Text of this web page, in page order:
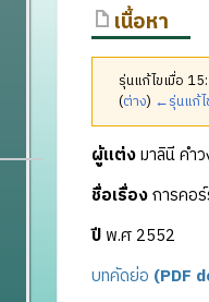
เนื้อหา
รุ่นแก้ไขเมื่อ
(ต่าง) ←รุ่นแก้ไ
ผู้แต่งมาลินี คำ
ชื่อเรื่องการคอร์
ปีพ.ศ 2552
บทคัดย่อ (PDF